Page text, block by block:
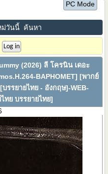
PC Mode
ม่วันนี้ ค้นหา
(2026) ลี โครนิน เดอะ
BAPHOMET] [พากย์
รรยายไทย - อังกฤษ]-WEB-
ทย บรรยายไทย]